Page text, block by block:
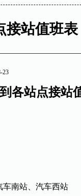
接站值班表
23
各站点接站
南站、汽车西站